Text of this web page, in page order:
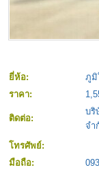
ยี่ห้อ: ภูมิ
ราคา:
ติดต่อ:
บริ
จำ
โทรศัพย์:
มือถือ: